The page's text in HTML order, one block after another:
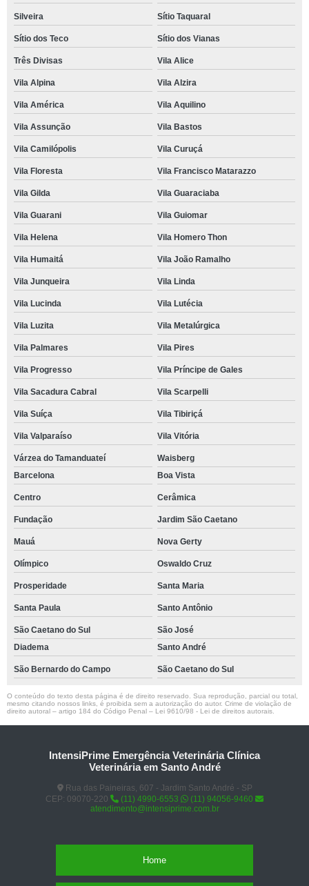
Silveira Sítio Taquaral
Sítio dos Teco Sítio dos Vianas
Três Divisas Vila Alice
Vila Alpina Vila Alzira
Vila América Vila Aquilino
Vila Assunção Vila Bastos
Vila Camilópolis Vila Curuçá
Vila Floresta Vila Francisco Matarazzo
Vila Gilda Vila Guaraciaba
Vila Guarani Vila Guiomar
Vila Helena Vila Homero Thon
Vila Humaitá Vila João Ramalho
Vila Junqueira Vila Linda
Vila Lucinda Vila Lutécia
Vila Luzita Vila Metalúrgica
Vila Palmares Vila Pires
Vila Progresso Vila Príncipe de Gales
Vila Sacadura Cabral Vila Scarpelli
Vila Suíça Vila Tibiriçá
Vila Valparaíso Vila Vitória
Várzea do Tamanduateí
Waisberg
Barcelona
Boa Vista
Centro Cerâmica
Fundação Jardim São Caetano
Mauá Nova Gerty
Olímpico Oswaldo Cruz
Prosperidade Santa Maria
Santa Paula Santo Antônio
São Caetano do Sul
São José
Diadema
Santo André
São Bernardo do Campo São Caetano do Sul
O conteúdo do texto desta página é de direito reservado. Sua reprodução, parcial ou total,
mesmo citando nossos links, é proibida sem a autorização do autor. Crime de violação de
direito autoral – artigo 184 do Código Penal – Lei 9610/98 - Lei de direitos autorais
IntensiPrime Emergência Veterinária Clínica
Veterinária em Santo André
Rua das Paineiras, 607 - Jardim Santo André - SP
CEP: 09070-220
(11) 4990-6553
(11) 94056-9460
atendimento@intensiprime.com.br
Home